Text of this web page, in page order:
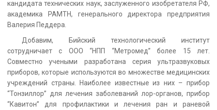
кандидата технических наук, заслуженного изобретателя РФ,
академика РАМТН, генерального директора предприятия
Валерия Педдера.
Добавим, Бийский технологический институт
сотрудничает с ООО “НПП “Метромед” более 15 лет.
Совместно учеными разработана серия ультразвуковых
приборов, которые используются во множестве медицинских
учреждений страны. Наиболее известные из них – прибор
“Тонзиллор” для лечения заболеваний лор-органов, прибор
“Кавитон” для профилактики и лечения ран и раневой